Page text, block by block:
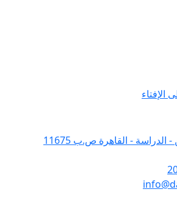
الإفتاء
الدراسة - القاهرة ص.ب 11675